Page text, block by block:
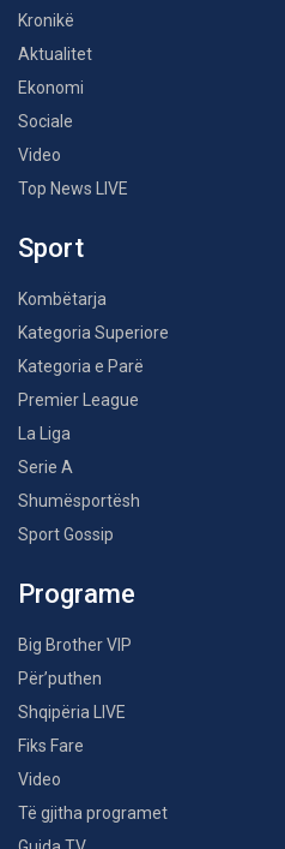
Kronikë
Aktualitet
Ekonomi
Sociale
Video
Top News LIVE
Sport
Kombëtarja
Kategoria Superiore
Kategoria e Parë
Premier League
La Liga
Serie A
Shumësportësh
Sport Gossip
Programe
Big Brother VIP
Për’puthen
Shqipëria LIVE
Fiks Fare
Video
Të gjitha programet